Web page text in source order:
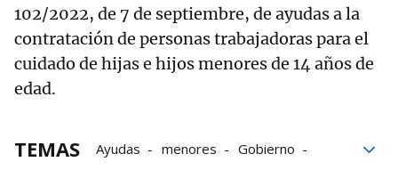
102/2022, de 7 de septiembre, de ayudas a la
contratación de personas trabajadoras para el
cuidado de hijas e hijos menores de 14 años de
edad.
TEMAS Ayudas menores
Gobierno